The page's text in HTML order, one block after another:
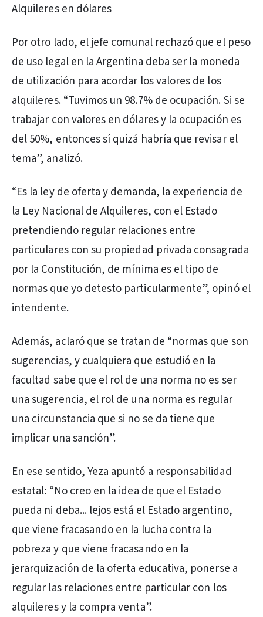
Alquileres en dólares
Por otro lado, el jefe comunal rechazó que el peso
de uso legal en la Argentina deba ser la moneda
de utilización para acordar los valores de los
alquileres. “Tuvimos un 98.7% de ocupación. Si se
trabajar con valores en dólares y la ocupación es
del 50%, entonces sí quizá habría que revisar el
tema”, analizó.
“Es la ley de oferta y demanda, la experiencia de
la Ley Nacional de Alquileres, con el Estado
pretendiendo regular relaciones entre
particulares con su propiedad privada consagrada
por la Constitución, de mínima es el tipo de
normas que yo detesto particularmente”, opinó el
intendente.
Además, aclaró que se tratan de “normas que son
sugerencias, y cualquiera que estudió en la
facultad sabe que el rol de una norma no es ser
una sugerencia, el rol de una norma es regular
una circunstancia que si no se da tiene que
implicar una sanción”.
En ese sentido, Yeza apuntó a responsabilidad
estatal: “No creo en la idea de que el Estado
pueda ni deba... lejos está el Estado argentino,
que viene fracasando en la lucha contra la
pobreza y que viene fracasando en la
jerarquización de la oferta educativa, ponerse a
regular las relaciones entre particular con los
alquileres y la compra venta”.